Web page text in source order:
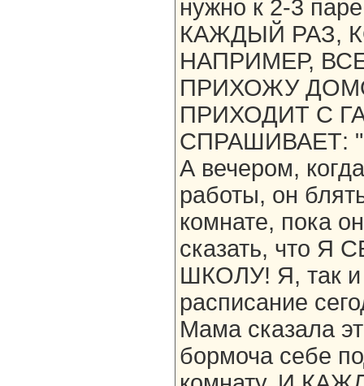
нужно к 2-3
КАЖДЫЙ РАЗ,
НАПРИМЕР,
ПРИХОЖУ
ПРИХОДИТ С
СПРАШИВАЕТ:
А вечером,
работы, он
комнате, пока
сказать, что
ШКОЛУ! Я, так и
расписание
Мама сказала
бормоча себе